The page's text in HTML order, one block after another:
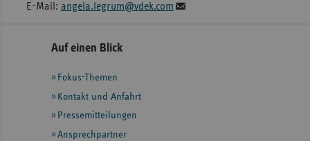
E-Mail: angela.legrum@vdek.com
Seitennavigation
Seitenleiste
weiteren
Informationen
Auf einen Blick
Fokus-Themen
Kontakt und Anfahrt
Pressemitteilungen
Ansprechpartner